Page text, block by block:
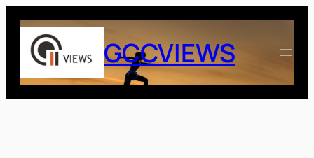
Saltar
contenido
GCCVIEWS